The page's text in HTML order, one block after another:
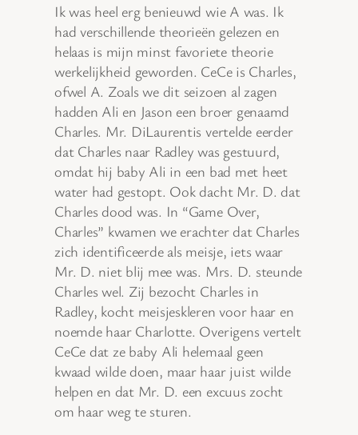
Ik was heel erg benieuwd wie A was. Ik
had verschillende theorieën gelezen en
helaas is mijn minst favoriete theorie
werkelijkheid geworden. CeCe is Charles,
ofwel A. Zoals we dit seizoen al zagen
hadden Ali en Jason een broer genaamd
Charles. Mr. DiLaurentis vertelde eerder
dat Charles naar Radley was gestuurd,
omdat hij baby Ali in een bad met heet
water had gestopt. Ook dacht Mr. D. dat
Charles dood was. In “Game Over,
Charles” kwamen we erachter dat Charles
zich identificeerde als meisje, iets waar
Mr. D. niet blij mee was. Mrs. D. steunde
Charles wel. Zij bezocht Charles in
Radley, kocht meisjeskleren voor haar en
noemde haar Charlotte. Overigens vertelt
CeCe dat ze baby Ali helemaal geen
kwaad wilde doen, maar haar juist wilde
helpen en dat Mr. D. een excuus zocht
om haar weg te sturen.